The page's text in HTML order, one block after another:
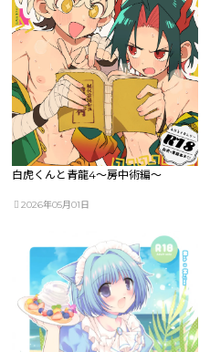
白虎くんと青龍4～房中術編～
2026年05月01日